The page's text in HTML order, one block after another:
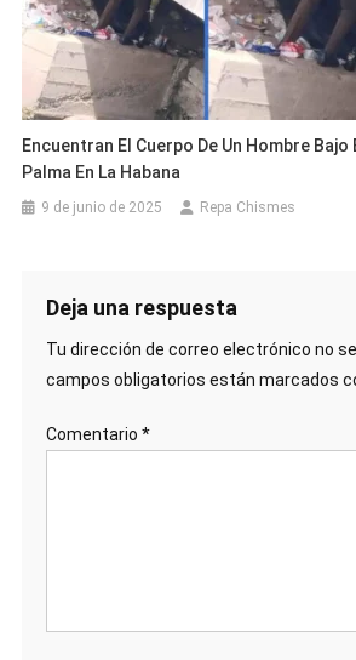
Encuentran El Cuerpo De Un Hombre Bajo
Palma En La Habana
9 de junio de 2025 Repa Chismes
Deja una respuesta
Tu dirección de correo electrónico no
campos obligatorios están marcados
Comentario *